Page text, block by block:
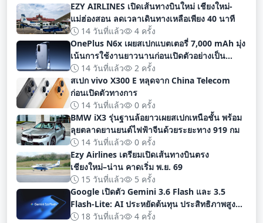
EZY AIRLINES เปิดเส้นทางบินใหม่ เชียงใหม่-
แม่ฮ่องสอน ลดเวลาเดินทางเหลือเพียง 40 นาที
14 วันที่แล้ว
4 ครั้ง
OnePlus N6x เผยสเปกแบตเตอรี่ 7,000 mAh มุ่ง
เน้นการใช้งานยาวนานก่อนเปิดตัวอย่างเป็น
ทางการ
14 วันที่แล้ว
2 ครั้ง
สเปก vivo X300 E หลุดจาก China Telecom
ก่อนเปิดตัวทางการ
14 วันที่แล้ว
0 ครั้ง
BMW iX3 รุ่นฐานล้อยาวเผยสเปกเหนือชั้น พร้อม
ลุยตลาดยานยนต์ไฟฟ้าจีนด้วยระยะทาง 919 กม
14 วันที่แล้ว
0 ครั้ง
Ezy Airlines เตรียมเปิดเส้นทางบินตรง
เชียงใหม่–น่าน คาดเริ่ม พ.ย. 69
15 วันที่แล้ว
5 ครั้ง
Google เปิดตัว Gemini 3.6 Flash และ 3.5
Flash-Lite: AI ประหยัดต้นทุน ประสิทธิภาพสูง
สำหรับนักพัฒนา
18 วันที่แล้ว 4 ครั้ง